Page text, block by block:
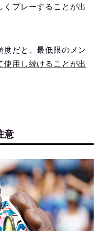
プレーすることが出
度だと、最低限のメン
使用し続けることが出
意